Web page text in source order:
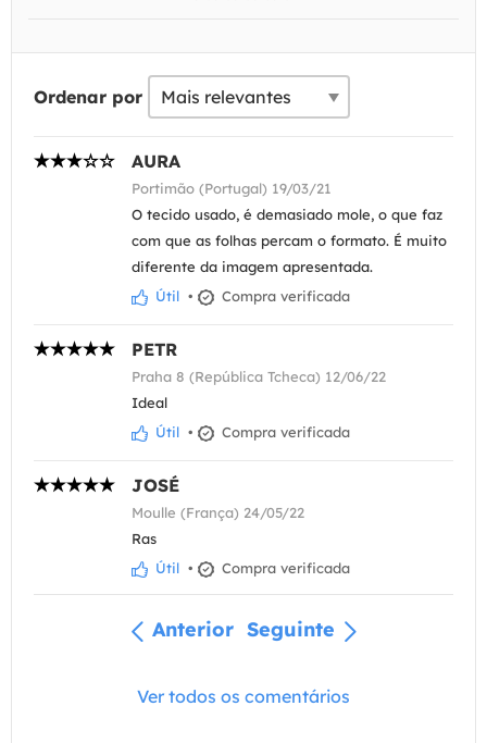
Ordenar por
AURA
Portimão (Portugal) 19/03/21
O tecido usado, é demasiado mole, o que faz
com que as folhas percam o formato. É muito
diferente da imagem apresentada.
Útil • Compra verificada
PETR
Praha 8 (República Tcheca) 12/06/22
Ideal
Útil • Compra verificada
JOSÉ
Moulle (França) 24/05/22
Ras
Útil • Compra verificada
Anterior Seguinte
Ver todos os comentários